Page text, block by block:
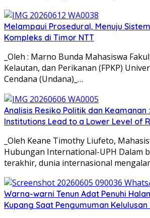
Melampaui Prosedural, Menuju
Kompleks di Timor NTT
_Oleh : Marno Bunda Mahasiswa
Kelautan, dan Perikanan (FPKP)
Cendana (Undana)_…
Analisis Resiko Politik dan
Institutions Lead to a Lower Level of
_Oleh Keane Timothy Liufeto,
Hubungan International-UPH Dalam
terakhir, dunia internasional
Warna-warni Tenun Adat Penuhi
Kupang Saat Pengumuman Kelulusan